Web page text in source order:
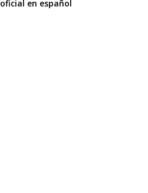
oficial en español